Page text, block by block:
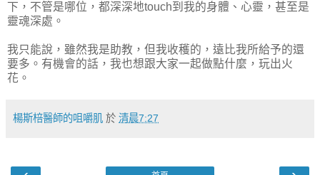
下，不管是哪位，都深深地touch到我的身體、心靈，甚至是
靈魂深處。
我只能說，雖然我是助教，但我收穫的，遠比我所給予的還
要多。有機會的話，我也想跟大家一起做點什麼，玩出火
花。
楊斯棓醫師的咀嚼肌 於 清晨7:27